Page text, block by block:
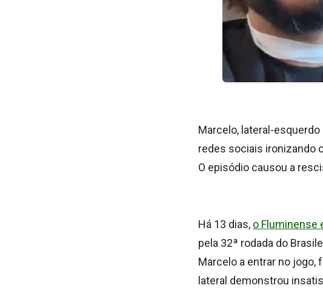
Marcelo, lateral-esquerdo
redes sociais ironizando
O episódio causou a
Há 13 dias, o Fluminense
pela 32ª rodada do
Marcelo a entrar no jogo,
lateral demonstrou